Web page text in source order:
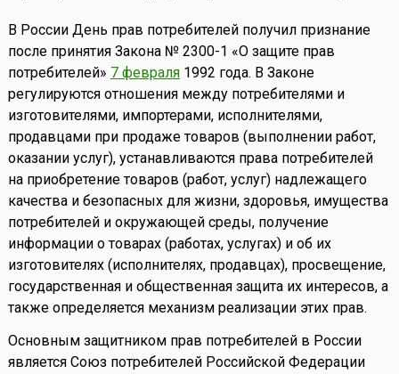
В России День прав потребителей получил признание
после принятия Закона № 2300-1 «О защите прав
потребителей» 7 февраля1992 года. В Законе
регулируются отношения между потребителями и
изготовителями, импортерами, исполнителями,
продавцами при продаже товаров (выполнении работ,
оказании услуг), устанавливаются права потребителей
на приобретение товаров (работ, услуг) надлежащего
качества и безопасных для жизни, здоровья, имущества
потребителей и окружающей среды, получение
информации о товарах (работах, услугах) и об их
изготовителях (исполнителях, продавцах), просвещение,
государственная и общественная защита их интересов, а
также определяется механизм реализации этих прав.
Основным защитником прав потребителей в России
является Союз потребителей Российской Федерации